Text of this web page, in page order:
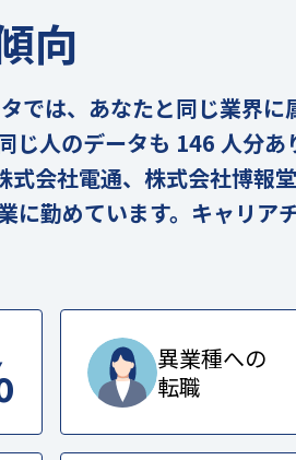
向
は、あなたと同じ業界に
じ人のデータも 146 人分あ
会社電通、株式会社博報
に勤めています。キャリア
異業種への
転職